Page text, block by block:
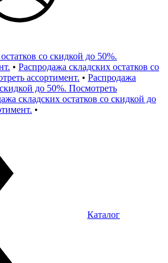
со скидкой до 50%.
• Распродажа складских остатков со
ассортимент. • Распродажа
до 50%. Посмотреть
складских остатков со скидкой до
•
Каталог